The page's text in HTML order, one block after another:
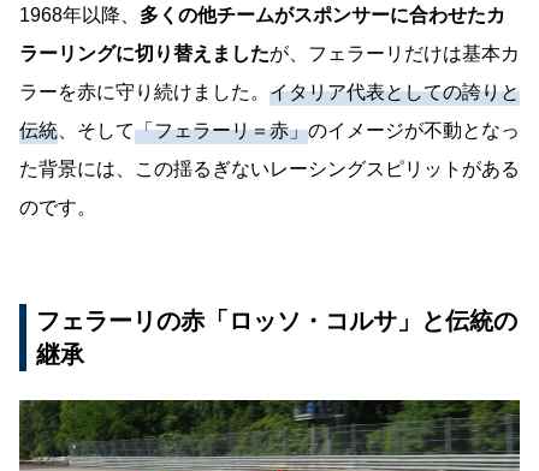
1968年以降、 多くの他チームがスポンサーに合わせたカ
ラーリングに切り替えましたが、フェラーリだけは基本カ
ラーを赤に守り続けました。 イタリア代表としての誇りと
伝統、そして「フェラーリ＝赤」のイメージが不動となっ
た背景には、この揺るぎないレーシングスピリットがある
のです。
フェラーリの赤「ロッソ・コルサ」と伝統の
継承